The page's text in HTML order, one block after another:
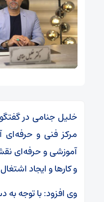
خلیل جنامی در گفتگو
مرکز فنی و حرفه‌ای
آموزشی و حرفه‌ای
و کارها و ایجاد
وی افزود: با توجه به